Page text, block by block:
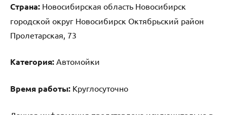
Страна: Новосибирская область Новосибирск
городской округ Новосибирск Октябрьский район
Пролетарская, 73
Категория: Автомойки
Время работы: Круглосуточно